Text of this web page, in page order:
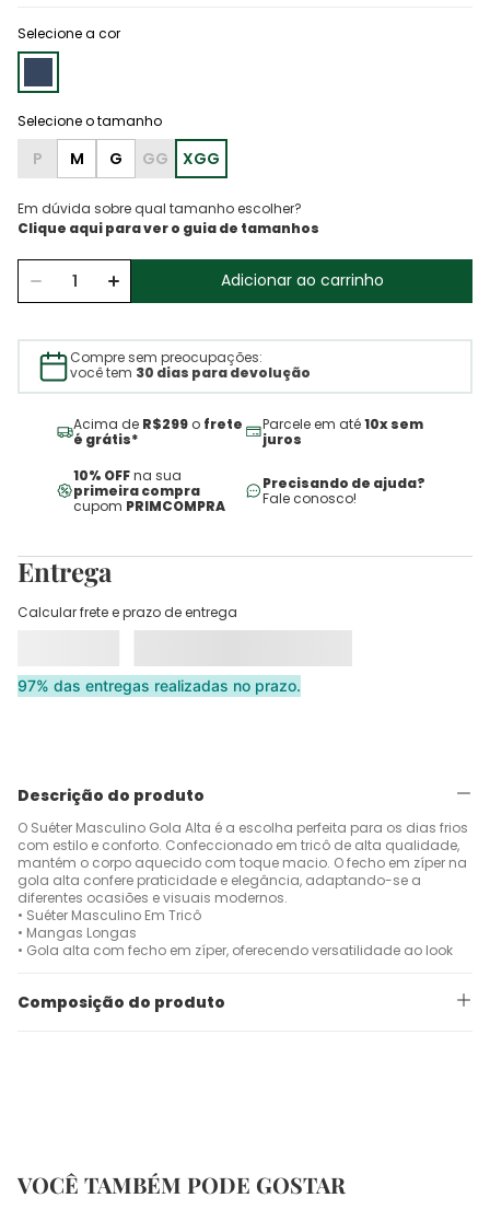
Selecione a cor
P M G GG XGG
Em dúvida sobre qual tamanho escolher?
Adicionar ao carrinho
Compre sem preocupações:
você tem 30 dias para devolução
Acima de R$299 o frete
é grátis*
Parcele em até10x sem
juros
10% OFFna sua
primeira compra
cupom PRIMCOMPRA
Precisando de ajuda?
Fale conosco!
Entrega
Calcular frete e prazo de entrega
97% das entregas realizadas no prazo.
Descrição do produto
O Suéter Masculino Gola Alta é a escolha perfeita para os dias frios
com estilo e conforto. Confeccionado em tricô de alta qualidade,
mantém o corpo aquecido com toque macio. O fecho em zíper na
gola alta confere praticidade e elegância, adaptando-se a
diferentes ocasiões e visuais modernos.
• Suéter Masculino Em Tricô
• Mangas Longas
• Gola alta com fecho em zíper, oferecendo versatilidade ao look
Composição do produto
VOCÊ TAMBÉM PODE GOSTAR